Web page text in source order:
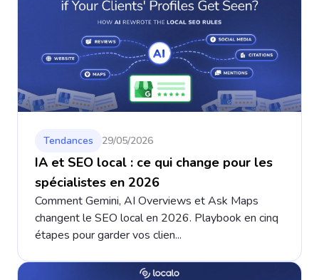
Tendances 29/05/2026
IA et SEO local : ce qui change pour les
spécialistes en 2026
Comment Gemini, AI Overviews et Ask Maps
changent le SEO local en 2026. Playbook en cinq
étapes pour garder vos clien...